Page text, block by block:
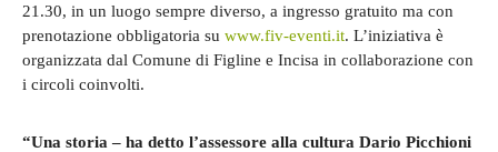
21.30, in un luogo sempre diverso, a ingresso gratuito ma con
prenotazione obbligatoria su www.fiv-eventi.it. L’iniziativa è
organizzata dal Comune di Figline e Incisa in collaborazione con
i circoli coinvolti.
“Una storia – ha detto l’assessore alla cultura Dario Picchioni